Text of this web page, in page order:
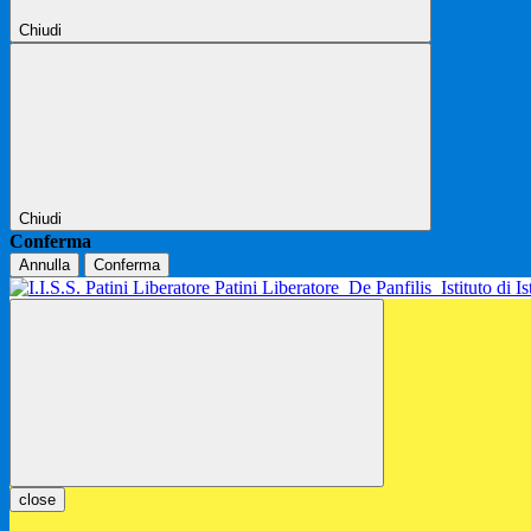
Chiudi
Chiudi
Conferma
Annulla Conferma
Patini Liberatore De Panfilis Istituto di
close